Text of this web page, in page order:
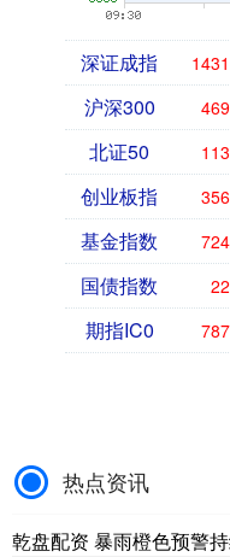
深证成指
沪深300
北证50
创业板指
基金指数
国债指数
期指IC0
热点资讯
乾盘配资 暴雨橙色预警